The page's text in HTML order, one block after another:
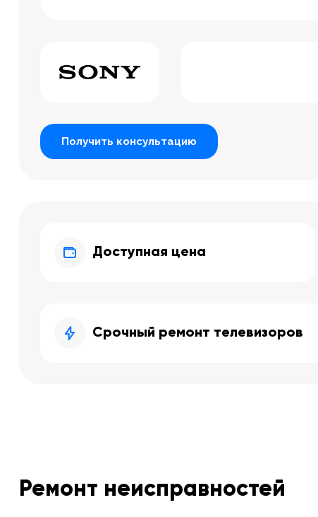
Получить консультацию
Доступная цена
Срочный ремонт телевизоров
Ремонт неисправностей